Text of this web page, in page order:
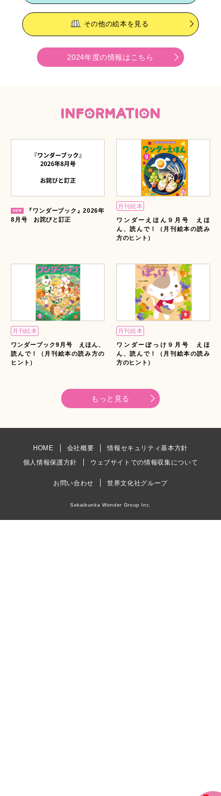
その他の絵本を見る
2024年度の情報はこちら
『ワンダーブック』2026年
8月号 お詫びと訂正
月刊絵本
ワンダーえほん９月号 えほ
ん、読んで！（月刊絵本の読み
方のヒント）
月刊絵本
ワンダーブック9月号 えほん、
読んで！（月刊絵本の読み方の
ヒント）
月刊絵本
ワンダーぽっけ９月号 えほ
ん、読んで！（月刊絵本の読み
方のヒント）
もっと見る
HOME 会社概要
情報セキュリティ基本方針
個人情報保護方針
ウェブサイトでの情報収集について
お問い合わせ 世界文化社グループ
Sekaibunka Wonder Group Inc.